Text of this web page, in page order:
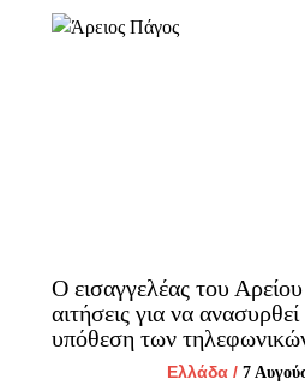
Ο εισαγγελέας του
αιτήσεις για να
υπόθεση των
Ελλάδα/ 7